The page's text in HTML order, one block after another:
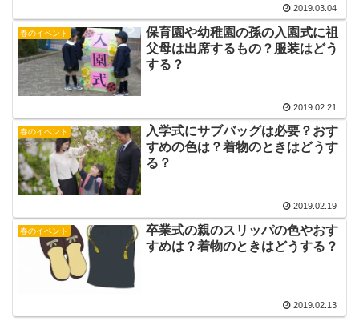
2019.03.04
春のイベント
保育園や幼稚園の孫の入園式に祖
父母は出席するもの？服装はどう
する？
2019.02.21
春のイベント
入学式にサブバッグは必要？おす
すめの色は？着物のときはどうす
る？
2019.02.19
春のイベント
卒業式の親のスリッパの色やおす
すめは？着物のときはどうする？
2019.02.13